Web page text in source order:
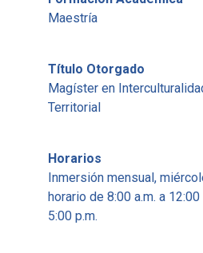
Maestría
Título Otorgado
Magíster en
Territorial
Horarios
Inmersión mensual,
horario de 8:00 a.m. a
5:00 p.m.